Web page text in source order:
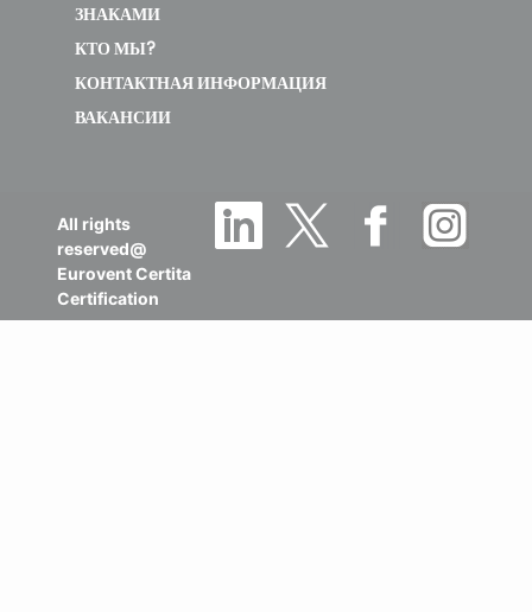
КТО МЫ?
КОНТАКТНАЯ ИНФОРМАЦИЯ
ВАКАНСИИ
reserved@
Eurovent Certita
Certification